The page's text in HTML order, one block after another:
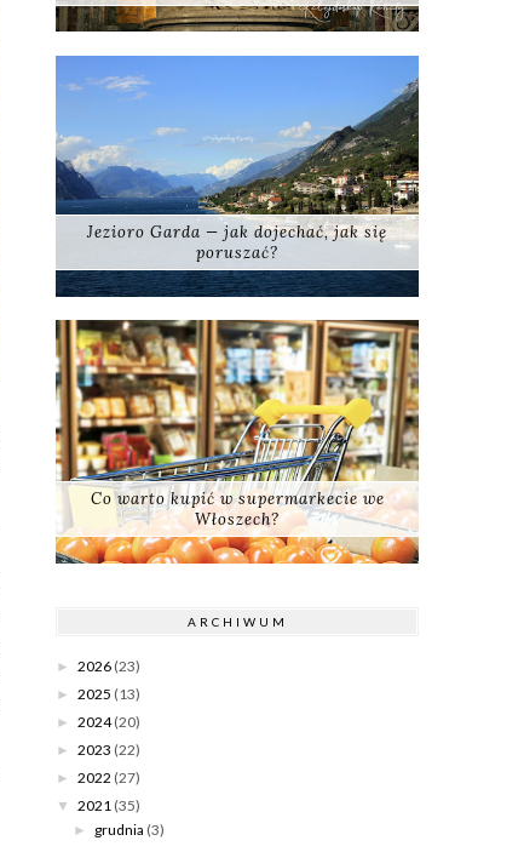
Jezioro Garda — jak dojechać, jak się
poruszać?
Co warto kupić w supermarkecie we
Włoszech?
ARCHIWUM
► 2026 (23)
► 2025 (13)
► 2024 (20)
► 2023 (22)
► 2022 (27)
▼ 2021 (35)
► grudnia (3)